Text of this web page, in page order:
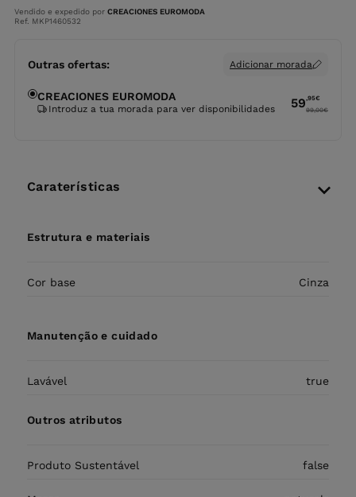
Vendido e expedido por CREACIONES EUROMODA
Ref. MKP1460532
Outras ofertas: Adicionar morada
CREACIONES EUROMODA
Introduz a tua morada para ver disponibilidades 59,95€
99,00€
Caraterísticas
Estrutura e materiais
Cor base Cinza
Manutenção e cuidado
Lavável true
Outros atributos
Produto Sustentável false